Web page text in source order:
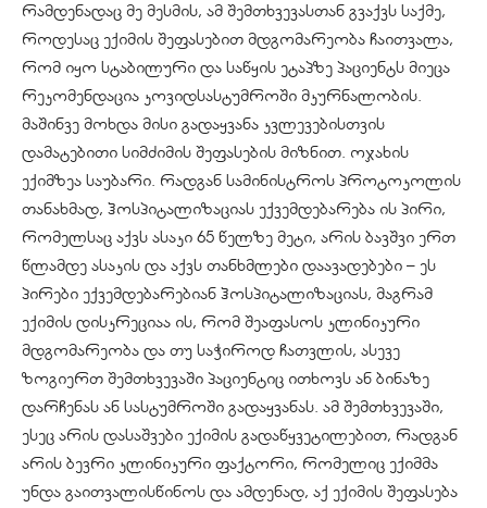
რამდენადაც მე მესმის, ამ შემთხვევასთან გვაქვს საქმე,
როდესაც ექიმის შეფასებით მდგომარეობა ჩაითვალა,
რომ იყო სტაბილური და საწყის ეტაპზე პაციენტს მიეცა
რეკომენდაცია კოვიდსასტუმროში მკურნალობის.
მაშინვე მოხდა მისი გადაყვანა კვლევებისთვის
დამატებითი სიმძიმის შეფასების მიზნით. ოჯახის
ექიმზეა საუბარი. რადგან სამინისტროს პროტოკოლის
თანახმად, ჰოსპიტალიზაციას ექვემდებარება ის პირი,
რომელსაც აქვს ასაკი 65 წელზე მეტი, არის ბავშვი ერთ
წლამდე ასაკის და აქვს თანხმლები დაავადებები – ეს
პირები ექვემდებარებიან ჰოსპიტალიზაციას, მაგრამ
ექიმის დისკრეციაა ის, რომ შეაფასოს კლინიკური
მდგომარეობა და თუ საჭიროდ ჩათვლის, ასევე
ზოგიერთ შემთხვევაში პაციენტიც ითხოვს ან ბინაზე
დარჩენას ან სასტუმროში გადაყვანას. ამ შემთხვევაში,
ესეც არის დასაშვები ექიმის გადაწყვეტილებით, რადგან
არის ბევრი კლინიკური ფაქტორი, რომელიც ექიმმა
უნდა გაითვალისწინოს და ამდენად, აქ ექიმის შეფასება